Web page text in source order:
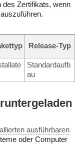
des Zertifikats, wenn
Release-Typ
Standardaufb
au
ausführbaren
oder Computer